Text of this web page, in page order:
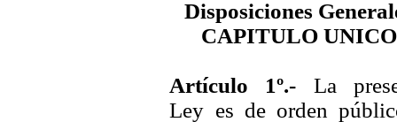
Disposiciones
CAPITULO UNICO
Artículo 1º.- La
Ley es de orden